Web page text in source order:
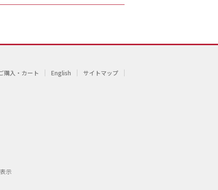
購入・カート English サイトマップ
示